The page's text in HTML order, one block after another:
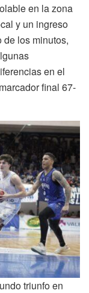
en la zona
y un ingreso
los minutos,
en el
final 67-
triunfo en